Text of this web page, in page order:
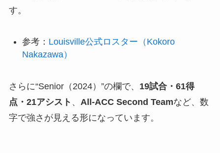
す。
参考： Louisville公式ロスター（Kokoro
Nakazawa）
さらに“Senior（2024）”の欄で、 19試合・61得
点・21アシスト 、 All-ACC Second Teamなど、数
字で強さが見える形になっています。